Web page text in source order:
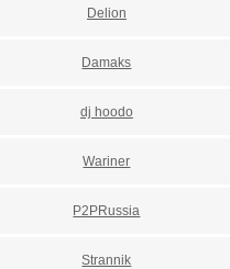
Delion
Damaks
dj hoodo
Wariner
P2PRussia
Strannik